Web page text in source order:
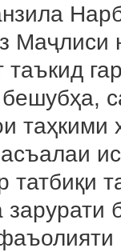
Маҷлиси
таъкид
татбиқи